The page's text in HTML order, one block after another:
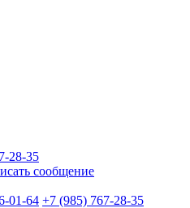
28-35
сообщение
01-64 +7 (985) 767-28-35